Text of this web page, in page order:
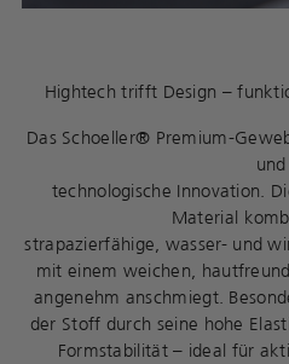
Hightech trifft Design –
Das Schoeller® Premium-
und
technologische Innovation.
Material
strapazierfähige, wasser- und
mit einem weichen,
angenehm anschmiegt.
der Stoff durch seine hohe
Formstabilität – ideal für